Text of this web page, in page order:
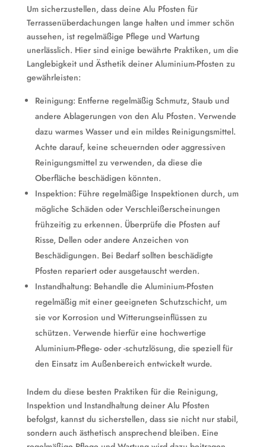
Um sicherzustellen, dass deine Alu Pfosten für
Terrassenüberdachungen lange halten und immer schön
aussehen, ist regelmäßige Pflege und Wartung
unerlässlich. Hier sind einige bewährte Praktiken, um die
Langlebigkeit und Ästhetik deiner Aluminium-Pfosten zu
gewährleisten:
Reinigung: Entferne regelmäßig Schmutz, Staub und
andere Ablagerungen von den Alu Pfosten. Verwende
dazu warmes Wasser und ein mildes Reinigungsmittel.
Achte darauf, keine scheuernden oder aggressiven
Reinigungsmittel zu verwenden, da diese die
Oberfläche beschädigen könnten.
Inspektion: Führe regelmäßige Inspektionen durch, um
mögliche Schäden oder Verschleißerscheinungen
frühzeitig zu erkennen. Überprüfe die Pfosten auf
Risse, Dellen oder andere Anzeichen von
Beschädigungen. Bei Bedarf sollten beschädigte
Pfosten repariert oder ausgetauscht werden.
Instandhaltung: Behandle die Aluminium-Pfosten
regelmäßig mit einer geeigneten Schutzschicht, um
sie vor Korrosion und Witterungseinflüssen zu
schützen. Verwende hierfür eine hochwertige
Aluminium-Pflege- oder -schutzlösung, die speziell für
den Einsatz im Außenbereich entwickelt wurde.
Indem du diese besten Praktiken für die Reinigung,
Inspektion und Instandhaltung deiner Alu Pfosten
befolgst, kannst du sicherstellen, dass sie nicht nur stabil,
sondern auch ästhetisch ansprechend bleiben. Eine